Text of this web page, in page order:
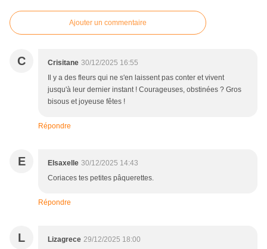
Ajouter un commentaire
C Crisitane 30/12/2025 16:55
Il y a des fleurs qui ne s'en laissent pas conter et vivent
jusqu'à leur dernier instant ! Courageuses, obstinées ? Gros
bisous et joyeuse fêtes !
Répondre
E Elsaxelle 30/12/2025 14:43
Coriaces tes petites pâquerettes.
Répondre
L Lizagrece 29/12/2025 18:00